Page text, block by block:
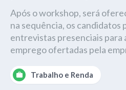
Após o workshop, será
na sequência, os candidatos
entrevistas presenciais para
emprego ofertadas pela
Trabalho e Renda